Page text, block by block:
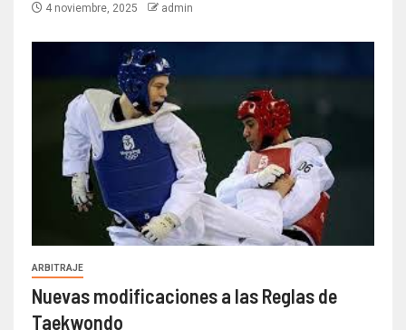
4 noviembre, 2025 admin
ARBITRAJE
Nuevas modificaciones a las Reglas de
Taekwondo